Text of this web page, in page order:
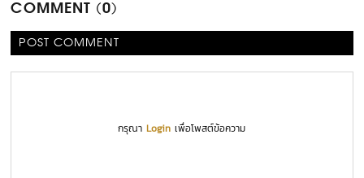
COMMENT (0)
POST COMMENT
กรุณาLogin เพื่อโพสต์ข้อความ